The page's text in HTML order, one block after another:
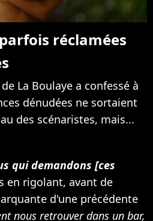
réclamées
La Boulaye a confessé à
dénudées ne sortaient
des scénaristes, mais...
qui demandons [ces
en rigolant, avant de
d'une précédente
nous retrouver dans un bar,